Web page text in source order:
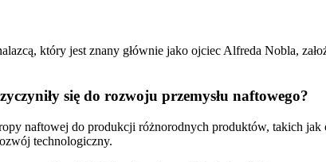
który jest znany głównie jako ojciec Alfreda Nobla,
się do rozwoju przemysłu naftowego?
naftowej do produkcji różnorodnych produktów, takich
technologiczny.